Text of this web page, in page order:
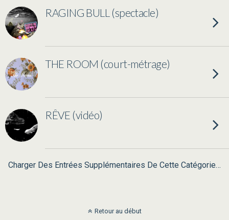
RAGING BULL (spectacle)
THE ROOM (court-métrage)
RÊVE (vidéo)
Charger Des Entrées Supplémentaires De Cette Catégorie…
Retour au début